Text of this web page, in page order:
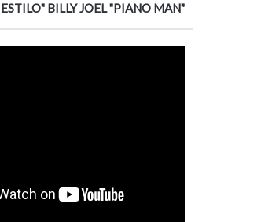
BILLY JOEL "PIANO MAN"